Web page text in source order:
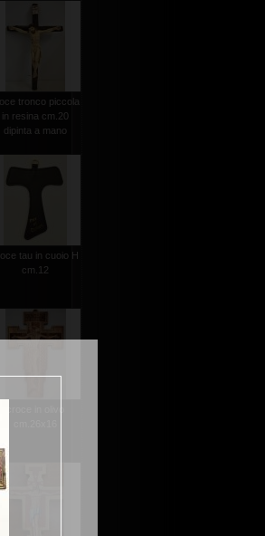
tronco piccola
in resina cm.20
dipinta a mano
tau in cuoio H
cm.12